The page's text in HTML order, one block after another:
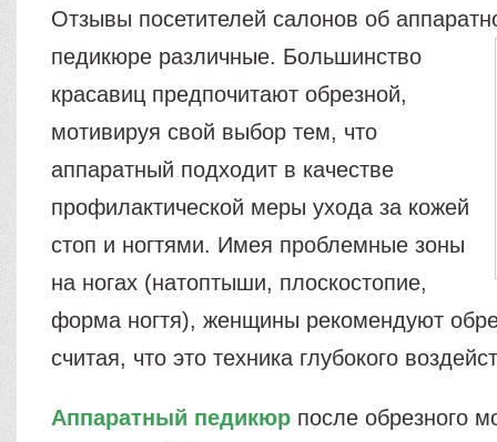
Отзывы посетителей салонов об
педикюре различные. Большинство
красавиц предпочитают обрезной,
мотивируя свой выбор тем, что
аппаратный подходит в качестве
профилактической меры ухода за кожей
стоп и ногтями. Имея проблемные зоны
на ногах (натоптыши, плоскостопие,
форма ногтя), женщины рекомендуют
считая, что это техника глубокого
Аппаратный педикюр после обрезного